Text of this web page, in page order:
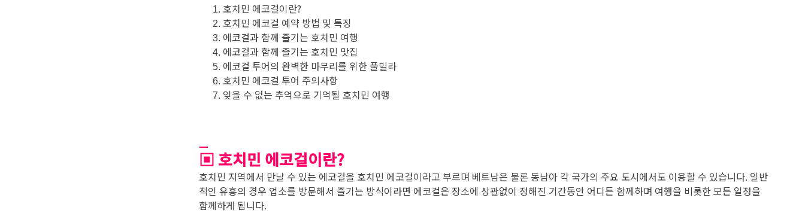
호치민 에코걸이란?
호치민 에코걸 예약 방법 및 특징
에코걸과 함께 즐기는 호치민 여행
에코걸과 함께 즐기는 호치민 맛집
에코걸 투어의 완벽한 마무리를 위한 풀빌라
호치민 에코걸 투어 주의사항
잊을 수 없는 추억으로 기억될 호치민 여행
▣ 호치민 에코걸이란?
호치민 지역에서 만날 수 있는 에코걸을 호치민 에코걸이라고 부르며 베트남은 물론 동남아 각 국가의 주요 도시에서도 이용할 수 있습니다. 일반
적인 유흥의 경우 업소를 방문해서 즐기는 방식이라면 에코걸은 장소에 상관없이 정해진 기간동안 어디든 함께하며 여행을 비롯한 모든 일정을
함께하게 됩니다.